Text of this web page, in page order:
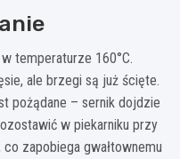
temperaturze 160°C.
ale brzegi są już ścięte.
pożądane – sernik dojdzie
w piekarniku przy
zapobiega gwałtownemu